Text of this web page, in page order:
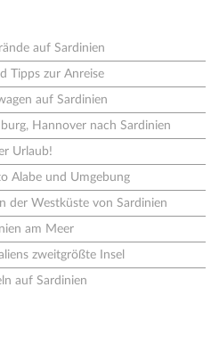
auf Sardinien
Tipps zur Anreise
auf Sardinien
Hannover nach Sardinien
Urlaub!
Alabe und Umgebung
der Westküste von Sardinien
am Meer
zweitgrößte Insel
auf Sardinien